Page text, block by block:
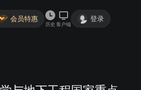
会员特惠
历史 客户端
登录